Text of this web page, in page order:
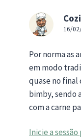
16/
Por norma as
em modo
quase no final
bimby, sendo
com a carne
Inicie a